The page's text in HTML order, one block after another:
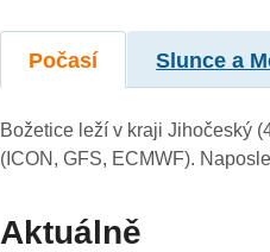
Počasí Slunce a
Božetice leží v kraji Jihočeský
(ICON, GFS, ECMWF).
Aktuálně